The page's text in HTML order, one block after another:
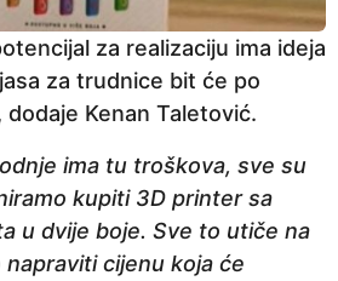
za realizaciju ima ideja
za trudnice bit će po
Kenan Taletović.
ima tu troškova, sve su
kupiti 3D printer sa
u dvije boje. Sve to utiče na
cijenu koja će